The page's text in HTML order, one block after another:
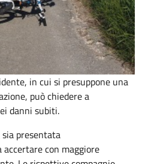
in cui si presuppone una
può chiedere a
danni subiti.
presentata
con maggiore